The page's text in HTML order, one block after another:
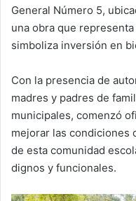
General Número 5,
una obra que
simboliza inversión en
Con la presencia de
madres y padres de
municipales, comenzó
mejorar las condiciones
de esta comunidad
dignos y funcionales.